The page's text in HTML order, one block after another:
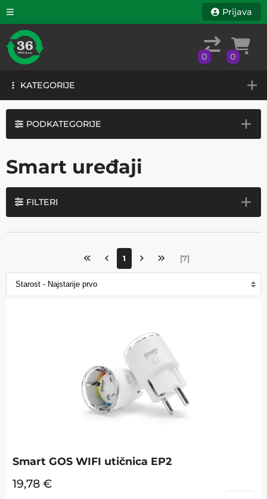
KATEGORIJE
Prijava
0 0
KATEGORIJE
PODKATEGORIJE
Smart uređaji
FILTERI
1 [7]
Smart GOS WIFI utičnica EP2
19,78 €